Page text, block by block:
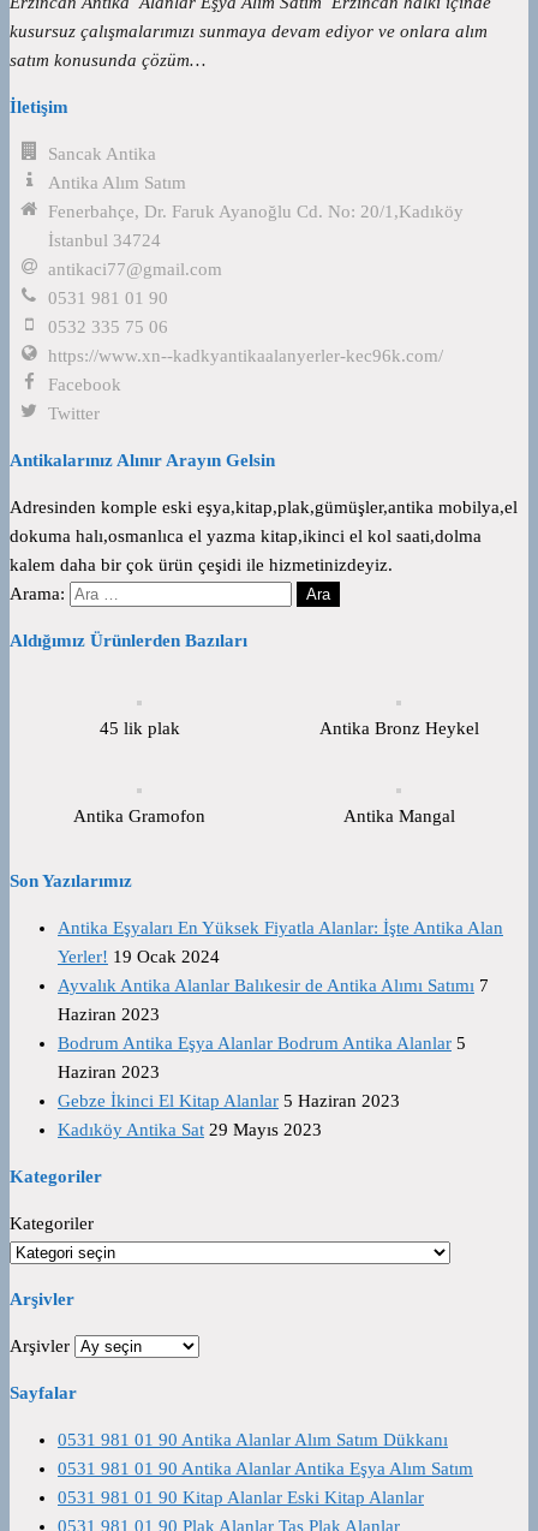
kusursuz çalışmalarımızı sunmaya devam ediyor ve onlara alım
satım konusunda çözüm…
İletişim
Sancak Antika
Antika Alım Satım
Fenerbahçe, Dr. Faruk Ayanoğlu Cd. No: 20/1,Kadıköy
İstanbul 34724
antikaci77@gmail.com
0531 981 01 90
0532 335 75 06
https://www.xn--kadkyantikaalanyerler-kec96k.com/
Facebook
Twitter
Antikalarınız Alınır Arayın Gelsin
Adresinden komple eski eşya,kitap,plak,gümüşler,antika mobilya,el
dokuma halı,osmanlıca el yazma kitap,ikinci el kol saati,dolma
kalem daha bir çok ürün çeşidi ile hizmetinizdeyiz.
Arama:
Aldığımız Ürünlerden Bazıları
45 lik plak Antika Bronz Heykel
Antika Gramofon Antika Mangal
Son Yazılarımız
Antika Eşyaları En Yüksek Fiyatla Alanlar: İşte Antika Alan
Yerler! 19 Ocak 2024
Ayvalık Antika Alanlar Balıkesir de Antika Alımı Satımı 7
Haziran 2023
Bodrum Antika Eşya Alanlar Bodrum Antika Alanlar 5
Haziran 2023
Gebze İkinci El Kitap Alanlar 5 Haziran 2023
Kadıköy Antika Sat 29 Mayıs 2023
Kategoriler
Kategoriler
Arşivler
Arşivler
Sayfalar
0531 981 01 90 Antika Alanlar Alım Satım Dükkanı
0531 981 01 90 Antika Alanlar Antika Eşya Alım Satım
0531 981 01 90 Kitap Alanlar Eski Kitap Alanlar
0531 981 01 90 Plak Alanlar Taş Plak Alanlar